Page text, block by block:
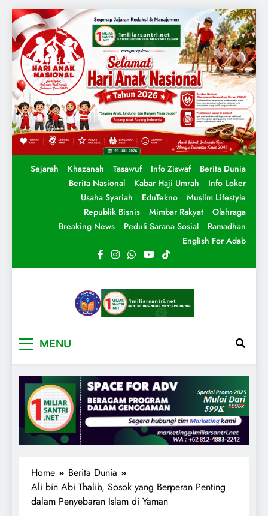
Sejarah Khazanah Tasawuf Info Ziswaf
Berita Dunia
Berita Nasional
Kabar Haji Umrah
Info Loker
Usaha Syariah
EduTekno
Muslim Lifestyle
Republik Bisnis
Mimbar Rakyat
Olahraga
Breaking News
Peduli Sarana Sosial
Ramadhan
English For Adab
MENU
Home
Berita Dunia
Ali bin Abi Thalib, Sosok yang Berperan Penting
dalam Penyebaran Islam di Yaman